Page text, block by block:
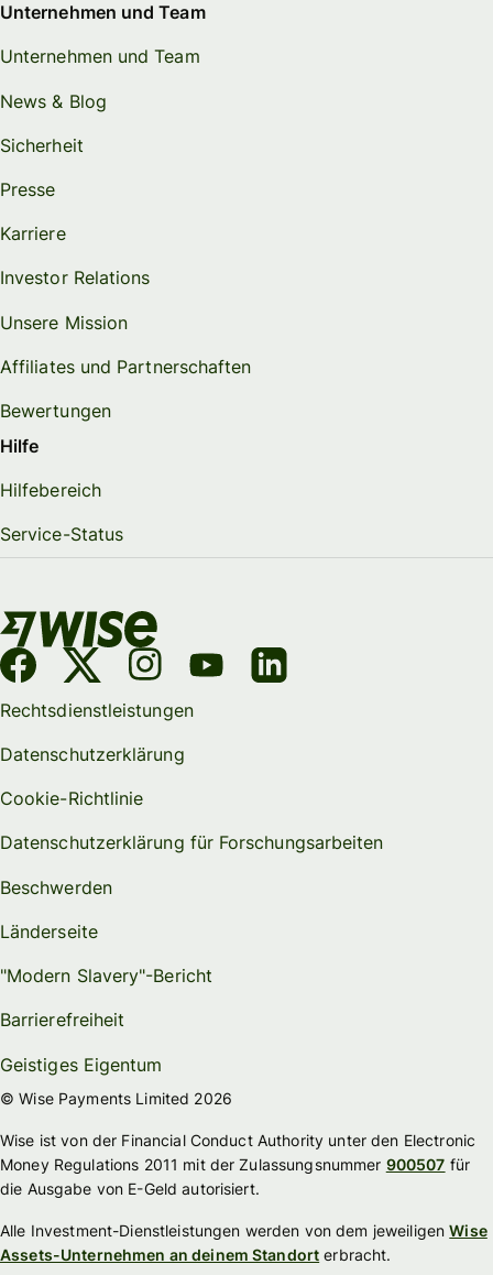
Unternehmen und Team
Unternehmen und Team
News & Blog
Sicherheit
Presse
Karriere
Investor Relations
Unsere Mission
Affiliates und Partnerschaften
Bewertungen
Hilfe
Hilfebereich
Service-Status
Rechtsdienstleistungen
Datenschutzerklärung
Cookie-Richtlinie
Datenschutzerklärung für Forschungsarbeiten
Beschwerden
Länderseite
"Modern Slavery"-Bericht
Barrierefreiheit
Geistiges Eigentum
© Wise Payments Limited 2026
Wise ist von der Financial Conduct Authority unter den Electronic
Money Regulations 2011 mit der Zulassungsnummer 900507 für
die Ausgabe von E-Geld autorisiert.
Alle Investment-Dienstleistungen werden von dem jeweiligenWise
Assets-Unternehmen an deinem Standort erbracht.